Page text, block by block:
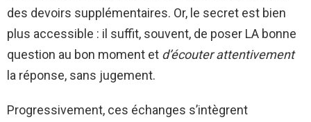
des devoirs supplémentaires. Or, le secret est bien
plus accessible : il suffit, souvent, de poser LA bonne
question au bon moment et d’écouter attentivement
la réponse, sans jugement.
Progressivement, ces échanges s’intègrent